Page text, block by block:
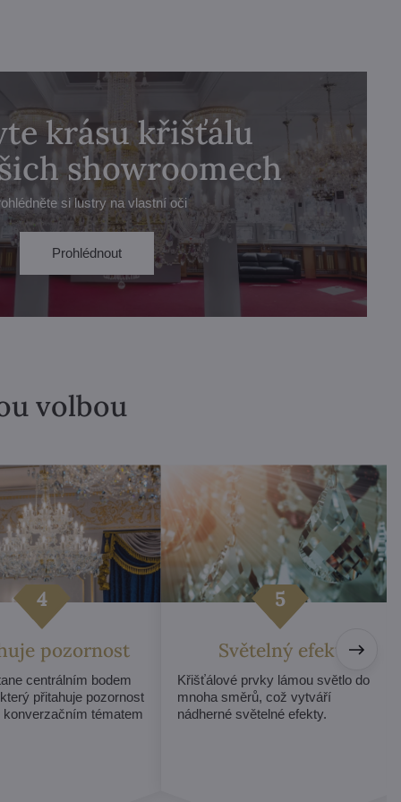
krásu křišťálu
showroomech
si lustry na vlastní oči
Prohlédnout
volbou
pozornost
centrálním bodem
přitahuje pozornost
tématem
Světelný efekt
Křišťálové prvky lámou světlo do
mnoha směrů, což vytváří
nádherné světelné efekty.